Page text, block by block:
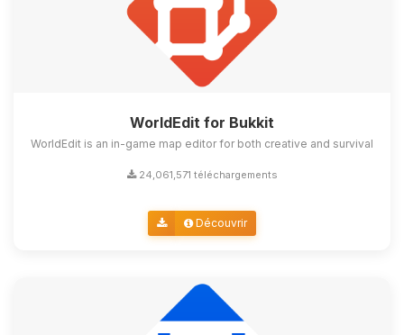
WorldEdit for Bukkit
WorldEdit is an in-game map editor for both creative and survival
24,061,571 téléchargements
Découvrir